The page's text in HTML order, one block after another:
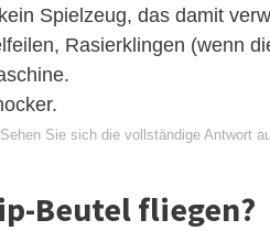
Spielzeug, das damit
Rasierklingen (wenn
Sehen Sie sich die vollständige Antwort
Beutel fliegen?